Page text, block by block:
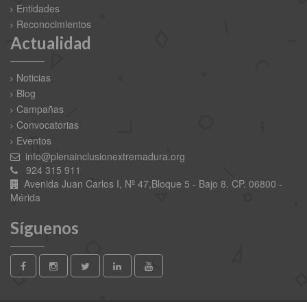
Entidades
Reconocimientos
Actualidad
Noticias
Blog
Campañas
Convocatorias
Eventos
info@plenainclusionextremadura.org
924 315 911
Avenida Juan Carlos I, Nº 47,Bloque 5 - Bajo 8. CP. 06800 -
Mérida
Síguenos